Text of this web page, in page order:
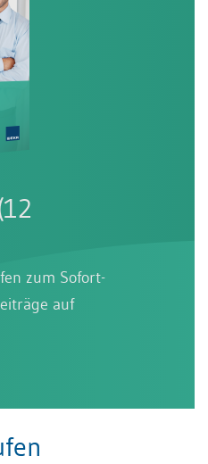
zum Sofort-
auf